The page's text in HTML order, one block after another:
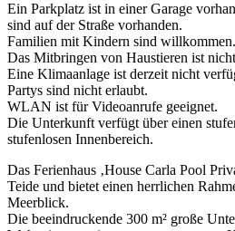
Ein Parkplatz ist in einer Garage
sind auf der Straße vorhanden.
Familien mit Kindern sind willkommen.
Das Mitbringen von Haustieren ist
Eine Klimaanlage ist derzeit nicht
Partys sind nicht erlaubt.
WLAN ist für Videoanrufe geeignet.
Die Unterkunft verfügt über einen
stufenlosen Innenbereich.
Das Ferienhaus ‚House Carla Pool
Teide und bietet einen herrlichen
Meerblick.
Die beeindruckende 300 m² große